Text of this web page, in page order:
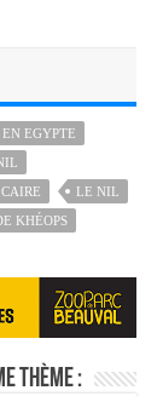
EGYPTE
LE NIL
KHÉOPS
thème :